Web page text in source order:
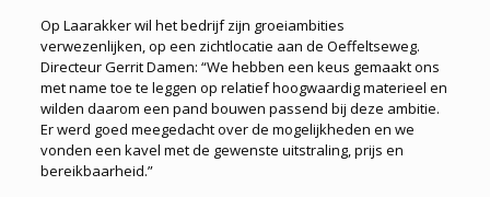
Op Laarakker wil het bedrijf zijn groeiambities
verwezenlijken, op een zichtlocatie aan de Oeffeltseweg.
Directeur Gerrit Damen: “We hebben een keus gemaakt ons
met name toe te leggen op relatief hoogwaardig materieel en
wilden daarom een pand bouwen passend bij deze ambitie.
Er werd goed meegedacht over de mogelijkheden en we
vonden een kavel met de gewenste uitstraling, prijs en
bereikbaarheid.”